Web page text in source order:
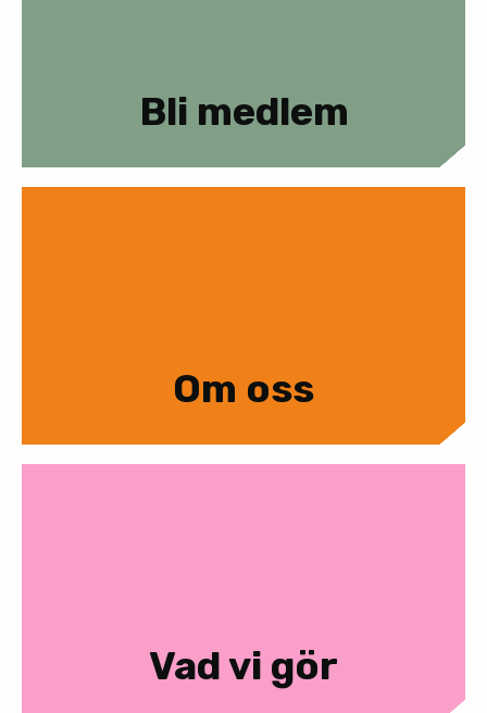
Bli medlem
Om oss
Vad vi gör